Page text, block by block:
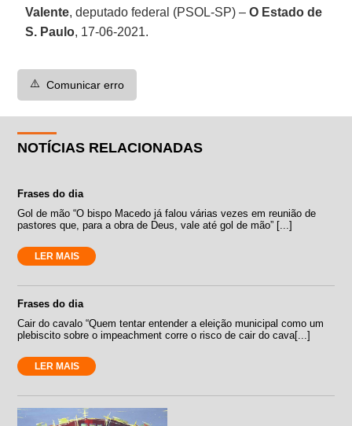
Valente, deputado federal (PSOL-SP) –O Estado de
S. Paulo, 17-06-2021.
⚠️ Comunicar erro
NOTÍCIAS RELACIONADAS
Frases do dia
Gol de mão “O bispo Macedo já falou várias vezes em reunião de
pastores que, para a obra de Deus, vale até gol de mão” [...]
LER MAIS
Frases do dia
Cair do cavalo “Quem tentar entender a eleição municipal como um
plebiscito sobre o impeachment corre o risco de cair do cava[...]
LER MAIS